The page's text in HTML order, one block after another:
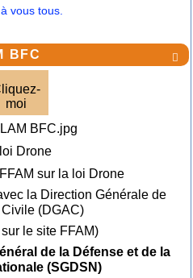
vous tous.

BFC
moi
Drone
sur la loi Drone
la Direction Générale de
Civile (DGAC)
le site FFAM)
de la Défense et de la
(SGDSN)